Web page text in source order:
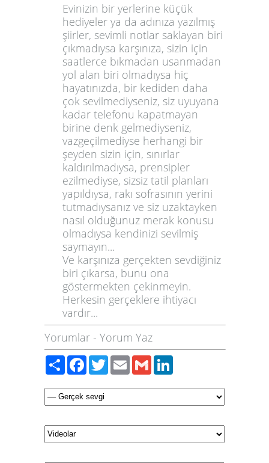
Evinizin bir yerlerine küçük
hediyeler ya da adınıza yazılmış
şiirler, sevimli notlar saklayan biri
çıkmadıysa karşınıza, sizin için
saatlerce bıkmadan usanmadan
yol alan biri olmadıysa hiç
hayatınızda, bir kediden daha
çok sevilmediyseniz, siz uyuyana
kadar telefonu kapatmayan
birine denk gelmediyseniz,
vazgeçilmediyse herhangi bir
şeyden sizin için, sınırlar
kaldırılmadıysa, prensipler
ezilmediyse, sizsiz tatil planları
yapıldıysa, rakı sofrasının yerini
tutmadıysanız ve siz uzaktayken
nasıl olduğunuz merak konusu
olmadıysa kendinizi sevilmiş
saymayın...
Ve karşınıza gerçekten sevdiğiniz
biri çıkarsa, bunu ona
göstermekten çekinmeyin.
Herkesin gerçeklere ihtiyacı
vardır...
Yorumlar - Yorum Yaz
PaylaşFacebook
TwitterEmailGmail